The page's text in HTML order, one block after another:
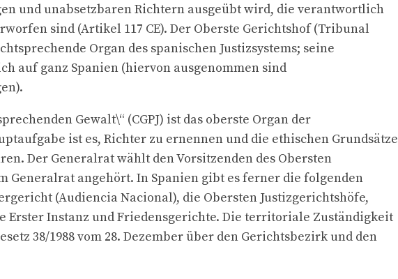
und unabsetzbaren Richtern ausgeübt wird, die verantwortlich
sind (Artikel 117 CE). Der Oberste Gerichtshof (Tribunal
Organ des spanischen Justizsystems; seine
auf ganz Spanien (hiervon ausgenommen sind
Gewalt\“ (CGPJ) ist das oberste Organ der
ist es, Richter zu ernennen und die ethischen Grundsätze
Der Generalrat wählt den Vorsitzenden des Obersten
Generalrat angehört. In Spanien gibt es ferner die folgenden
(Audiencia Nacional), die Obersten Justizgerichtshöfe,
Erster Instanz und Friedensgerichte. Die territoriale Zuständigkeit
38/1988 vom 28. Dezember über den Gerichtsbezirk und den